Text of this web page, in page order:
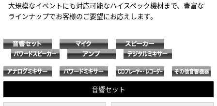
大規模なイベントにも対応可能なハイスペック機材まで、豊富な
ラインナップでお客様のご要望にお応えします。
音響セット